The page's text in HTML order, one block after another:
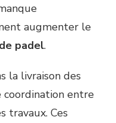
augmenter le
padel.
la livraison des
coordination entre
travaux. Ces